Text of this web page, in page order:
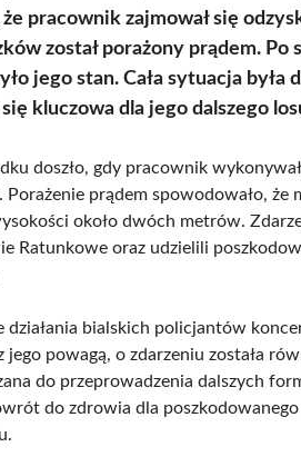
pracownik zajmował się
został porażony prądem.
jego stan. Cała sytuacja
się kluczowa dla jego dalszego
doszło, gdy pracownik
Porażenie prądem spowodowało, że
około dwóch metrów.
Ratunkowe oraz udzielili
działania bialskich policjantów
jego powagą, o zdarzeniu została
do przeprowadzenia dalszych
do zdrowia dla